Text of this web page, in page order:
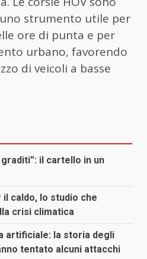
strumento utile per
ore di punta e per
urbano, favorendo
di veicoli a basse
il cartello in un
caldo, lo studio che
crisi climatica
artificiale: la storia degli
tentato alcuni attacchi